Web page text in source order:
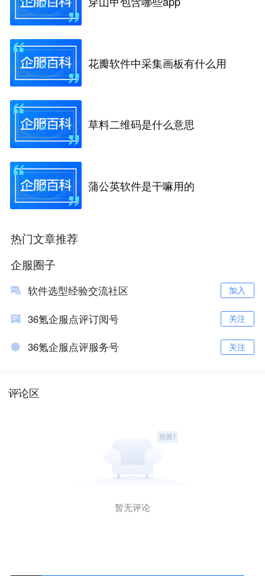
花瓣软件中采集画板有什么用
草料二维码是什么意思
蒲公英软件是干嘛用的
热门文章推荐
企服圈子
软件选型经验交流社区 加入
36氪企服点评订阅号 关注
36氪企服点评服务号 关注
评论区
暂无评论